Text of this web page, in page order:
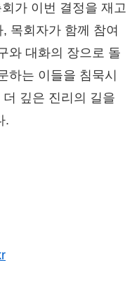
가 이번 결정을 재고
목회자가 함께 참여
와 대화의 장으로 돌
하는 이들을 침묵시
깊은 진리의 길을
.